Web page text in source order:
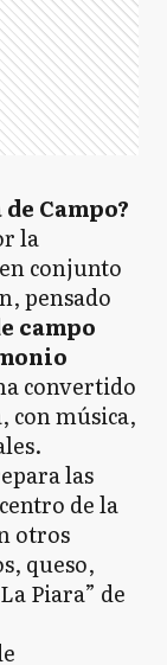
Campo?
la
conjunto
pensado
campo
convertido
con música,
las
de la
otros
queso,
Piara” de